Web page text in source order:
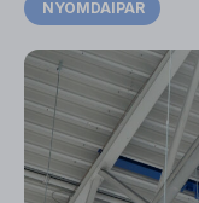
NYOMDAIPAR